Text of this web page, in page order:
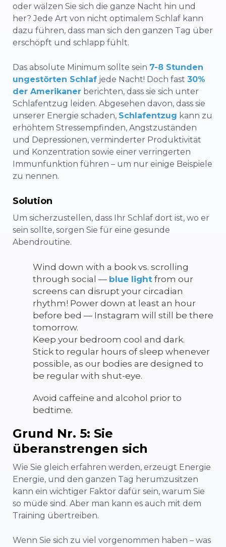
oder wälzen Sie sich die ganze Nacht hin und
her? Jede Art von nicht optimalem Schlaf kann
dazu führen, dass man sich den ganzen Tag über
erschöpft und schlapp fühlt.
Das absolute Minimum sollte sein 7-8 Stunden
ungestörten Schlaf jede Nacht! Doch fast 30%
der Amerikaner berichten, dass sie sich unter
Schlafentzug leiden. Abgesehen davon, dass sie
unserer Energie schaden, Schlafentzug kann zu
erhöhtem Stressempfinden, Angstzuständen
und Depressionen, verminderter Produktivität
und Konzentration sowie einer verringerten
Immunfunktion führen – um nur einige Beispiele
zu nennen.
Solution
Um sicherzustellen, dass Ihr Schlaf dort ist, wo er
sein sollte, sorgen Sie für eine gesunde
Abendroutine.
Wind down with a book vs. scrolling
through social — blue light from our
screens can disrupt your circadian
rhythm! Power down at least an hour
before bed — Instagram will still be there
tomorrow.
Keep your bedroom cool and dark.
Stick to regular hours of sleep whenever
possible, as our bodies are designed to
be regular with shut-eye.
Avoid caffeine and alcohol prior to
bedtime.
Grund Nr. 5: Sie
überanstrengen sich
Wie Sie gleich erfahren werden, erzeugt Energie
Energie, und den ganzen Tag herumzusitzen
kann ein wichtiger Faktor dafür sein, warum Sie
so müde sind. Aber man kann es auch mit dem
Training übertreiben.
Wenn Sie sich zu viel vorgenommen haben – was